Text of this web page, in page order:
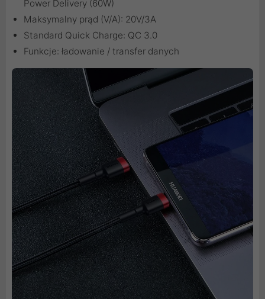
Power Delivery (60W)
Maksymalny prąd (V/A): 20V/3A
Standard Quick Charge: QC 3.0
Funkcje: ładowanie / transfer danych